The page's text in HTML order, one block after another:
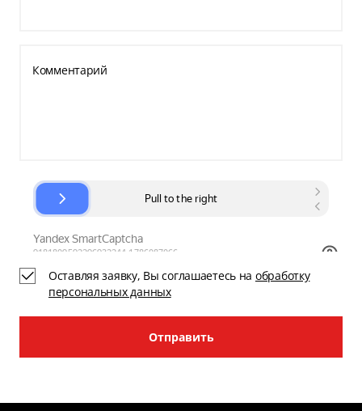
Комментарий
Отправить
Оставляя заявку, Вы соглашаетесь на обработку
персональных данных